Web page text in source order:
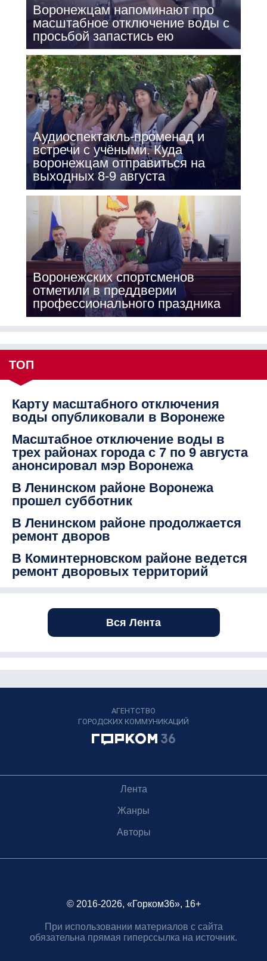
Воронежцам напоминают про
масштабное отключение воды с
просьбой запастись ею
Аудиоспектакль-променад и
встречи с учёными. Куда
воронежцам отправиться на
выходных 8-9 августа
Воронежских спортсменов
отметили в преддверии
профессионального праздника
ТОП
Карту масштабного отключения
воды опубликовали в Воронеже
Масштабное отключение воды в
трех районах города с 7 по 9 августа
анонсировал мэр Воронежа
В Ленинском районе Воронежа
прошел субботник
В Ленинском районе продолжается
ремонт дворов
В Коминтерновском районе ведется
ремонт дворовых территорий
Вся Лента
АГЕНТСТВО
ГОРОДСКИХ КОММУНИКАЦИЙ
Лента
Жанры
Авторы
© 2016-2026, «Горком36», 16+
При использовании материалов с сайта
обязательна прямая гиперссылка на источник.